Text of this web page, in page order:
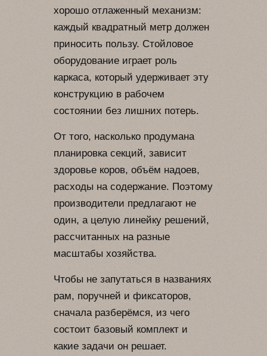
хорошо отлаженный механизм:
каждый квадратный метр должен
приносить пользу. Стойловое
оборудование играет роль
каркаса, который удерживает эту
конструкцию в рабочем
состоянии без лишних потерь.
От того, насколько продумана
планировка секций, зависит
здоровье коров, объём надоев,
расходы на содержание. Поэтому
производители предлагают не
один, а целую линейку решений,
рассчитанных на разные
масштабы хозяйства.
Чтобы не запутаться в названиях
рам, поручней и фиксаторов,
сначала разберёмся, из чего
состоит базовый комплект и
какие задачи он решает.